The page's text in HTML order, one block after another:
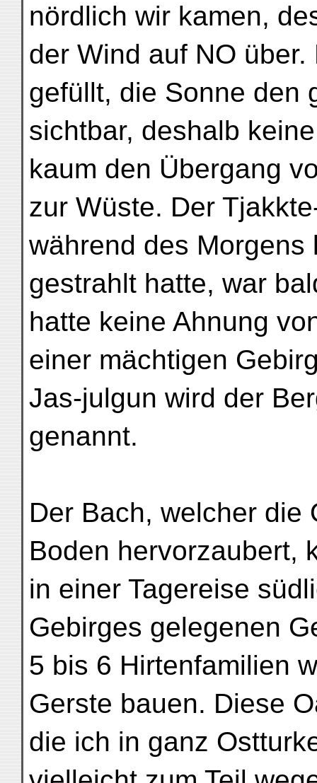
nördlich wir kamen,
der Wind auf NO
gefüllt, die Sonne den
sichtbar, deshalb
kaum den Übergang
zur Wüste. Der
während des Morgens
gestrahlt hatte, war
hatte keine Ahnung
einer mächtigen
Jas-julgun wird der
genannt.
Der Bach, welcher die
Boden hervorzaubert,
in einer Tagereise
Gebirges gelegenen
5 bis 6 Hirtenfamilien
Gerste bauen. Diese
die ich in ganz